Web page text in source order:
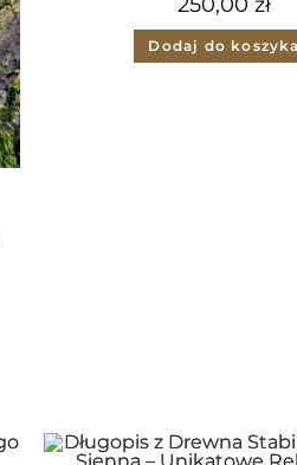
Dodaj do